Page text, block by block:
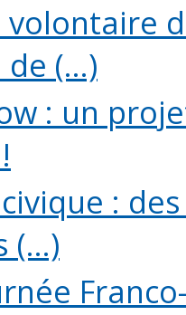
volontaire
(...)
: un
:
(...)